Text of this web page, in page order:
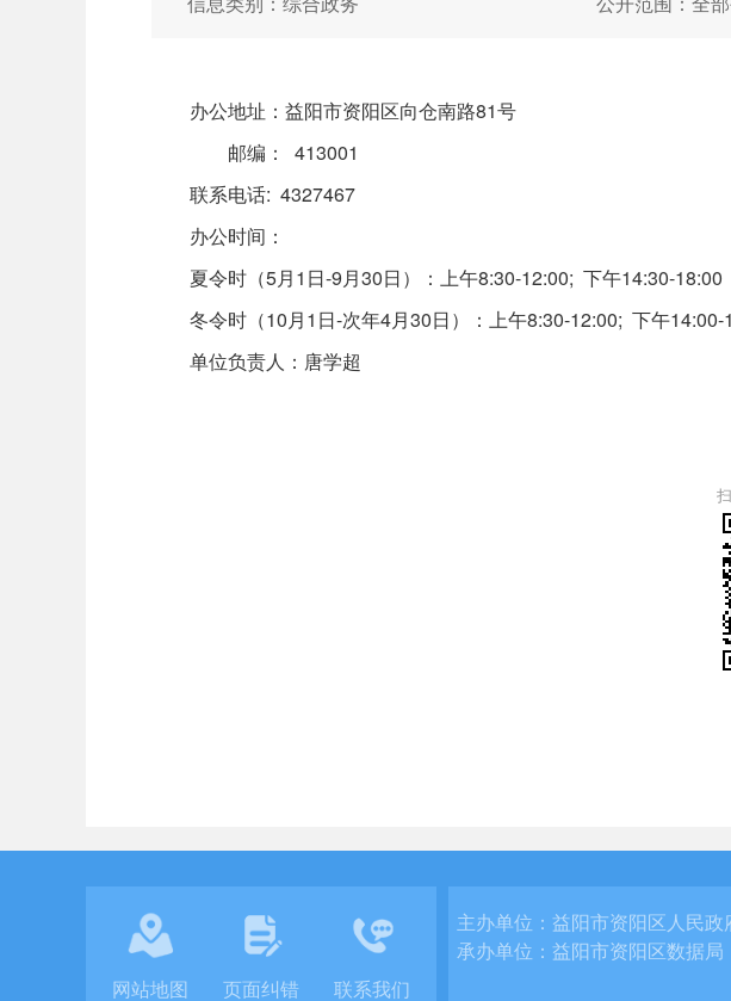
办公地址：益阳市资阳区向仓南路81号
邮编： 413001
联系电话: 4327467
办公时间：
夏令时（5月1日-9月30日）：上午8:30-12:00; 下午14:30-18:00
冬令时（10月1日-次年4月30日）：上午8:30-12:00; 下午14:00-
单位负责人：唐学超
网站地图 页面纠错 联系我们
主办单位：益阳市资阳区人民政
承办单位：益阳市资阳区数据局